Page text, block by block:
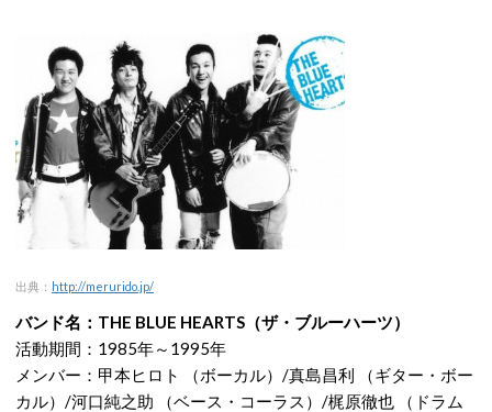
出典： http://merurido.jp/
バンド名：THE BLUE HEARTS（ザ・ブルーハーツ）
活動期間：1985年～1995年
メンバー：甲本ヒロト （ボーカル）/真島昌利 （ギター・ボー
カル）/河口純之助 （ベース・コーラス）/梶原徹也 （ドラム